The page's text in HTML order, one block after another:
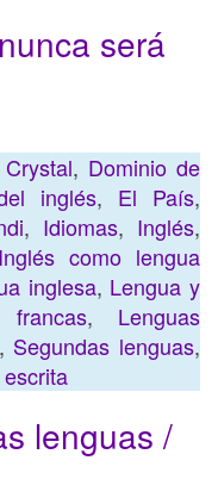
será
, Dominio de
inglés, El País,
, Idiomas, Inglés,
Inglés como lengua
inglesa, Lengua y
francas, Lenguas
Segundas lenguas,
lenguas /